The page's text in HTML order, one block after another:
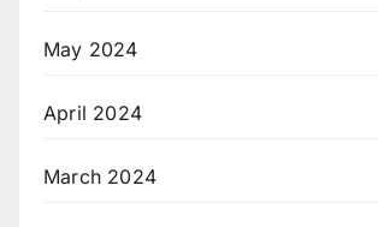
May 2024
April 2024
March 2024